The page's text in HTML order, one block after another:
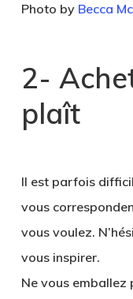
Photo by Becca
2-
plaît
Il est parfois
vous
vous voulez.
vous inspirer.
Ne vous emballez